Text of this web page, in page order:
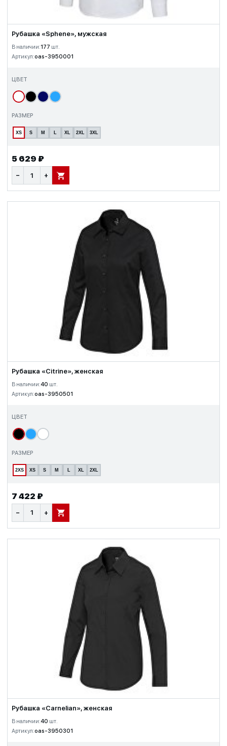
Рубашка «Sphene», мужская
В наличии:177 шт.
Артикул:oas-3950001
ЦВЕТ
РАЗМЕР
XS S M L XL 2XL 3XL
5 629 ₽
− + В КОРЗИНУ
Рубашка «Citrine», женская
В наличии:40 шт.
Артикул:oas-3950501
ЦВЕТ
РАЗМЕР
2XS XS S M XL 2XL
7 422 ₽
− + В КОРЗИНУ
Рубашка «Carnelian», женская
В наличии:40 шт.
Артикул:oas-3950301